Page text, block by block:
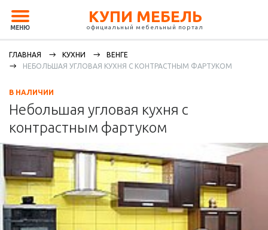
МЕНЮ
КУПИ МЕБЕЛЬ
официальный мебельный портал
ГЛАВНАЯ КУХНИ
ВЕНГЕ
НЕБОЛЬШАЯ УГЛОВАЯ КУХНЯ С КОНТРАСТНЫМ ФАРТУКОМ
В НАЛИЧИИ
Небольшая угловая кухня с
контрастным фартуком